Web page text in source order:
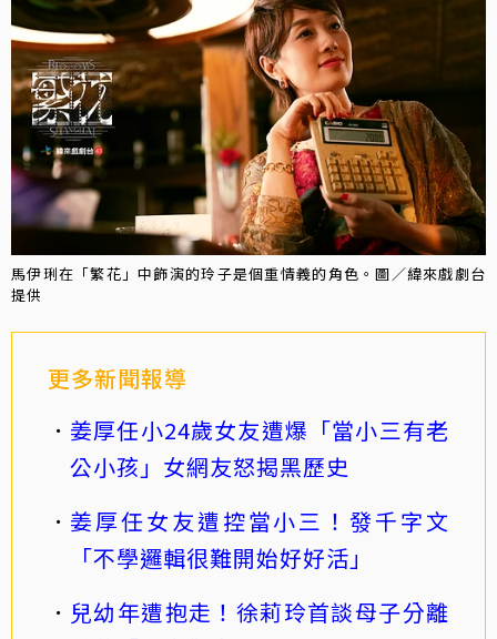
馬伊琍在「繁花」中飾演的玲子是個重情義的角色。圖／緯來戲劇台
提供
更多新聞報導
姜厚任小24歲女友遭爆「當小三有老
公小孩」女網友怒揭黑歷史
姜厚任女友遭控當小三！發千字文
「不學邏輯很難開始好好活」
兒幼年遭抱走！徐莉玲首談母子分離